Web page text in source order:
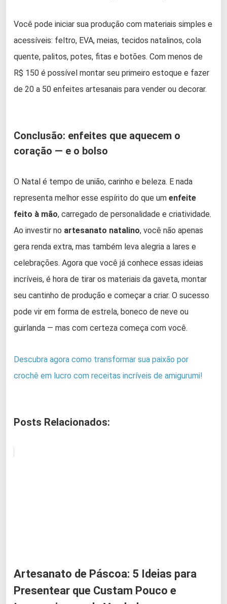
Você pode iniciar sua produção com materiais simples e
acessíveis: feltro, EVA, meias, tecidos natalinos, cola
quente, palitos, potes, fitas e botões. Com menos de
R$ 150 é possível montar seu primeiro estoque e fazer
de 20 a 50 enfeites artesanais para vender ou decorar.
Conclusão: enfeites que aquecem o
coração — e o bolso
O Natal é tempo de união, carinho e beleza. E nada
representa melhor esse espírito do que um enfeite
feito à mão, carregado de personalidade e criatividade.
Ao investir no artesanato natalino, você não apenas
gera renda extra, mas também leva alegria a lares e
celebrações. Agora que você já conhece essas ideias
incríveis, é hora de tirar os materiais da gaveta, montar
seu cantinho de produção e começar a criar. O sucesso
pode vir em forma de estrela, boneco de neve ou
guirlanda — mas com certeza começa com você.
Descubra agora como transformar sua paixão por
crochê em lucro com receitas incríveis de amigurumi!
Posts Relacionados:
Artesanato de Páscoa: 5 Ideias para
Presentear que Custam Pouco e